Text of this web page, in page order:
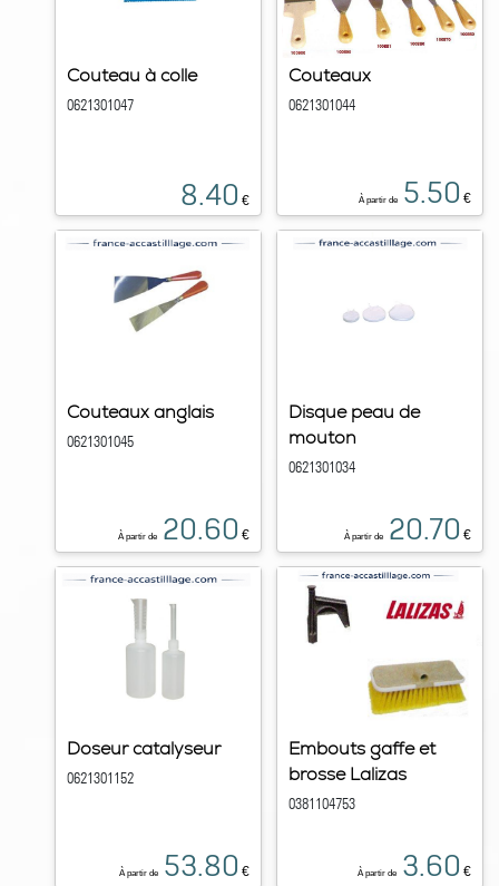
Couteau à colle
0621301047
8.40 €
Couteaux
0621301044
À partir de 5.50 €
Couteaux anglais
0621301045
À partir de 20.60 €
Disque peau de
mouton
0621301034
À partir de 20.70 €
Doseur catalyseur
0621301152
À partir de 53.80 €
Embouts gaffe et
brosse Lalizas
0381104753
À partir de 3.60 €